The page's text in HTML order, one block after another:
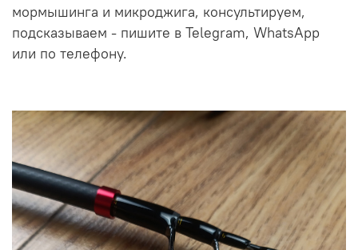
мормышинга и микроджига, консультируем,
подсказываем - пишите в Telegram, WhatsApp
или по телефону.